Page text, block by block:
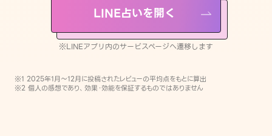
LINE占いを開く
※LINEアプリ内のサービスページへ遷移します
※1 2025年1月〜12月に投稿されたレビューの平均点をもとに算出
※2 個人の感想であり、効果・効能を保証するものではありません